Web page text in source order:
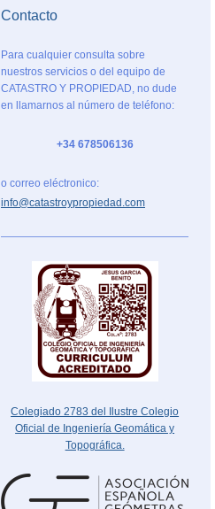
Contacto
Para cualquier consulta sobre
nuestros servicios o del equipo de
CATASTRO Y PROPIEDAD , no dude
en llamarnos al número de teléfono:
+34 678506136
o correo eléctronico:
info@catastroypropiedad.com
Colegiado 2783 del Ilustre Colegio
Oficial de Ingeniería Geomática y
Topográfica.